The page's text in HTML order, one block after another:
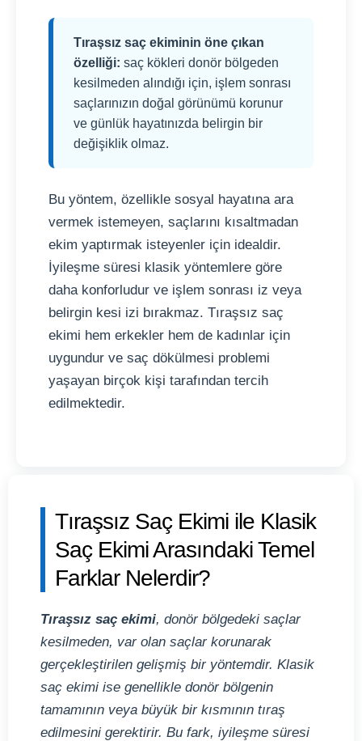
Tıraşsız saç ekiminin öne çıkan
özelliği: saç kökleri donör bölgeden
kesilmeden alındığı için, işlem sonrası
saçlarınızın doğal görünümü korunur
ve günlük hayatınızda belirgin bir
değişiklik olmaz.
Bu yöntem, özellikle sosyal hayatına ara
vermek istemeyen, saçlarını kısaltmadan
ekim yaptırmak isteyenler için idealdir.
İyileşme süresi klasik yöntemlere göre
daha konforludur ve işlem sonrası iz veya
belirgin kesi izi bırakmaz. Tıraşsız saç
ekimi hem erkekler hem de kadınlar için
uygundur ve saç dökülmesi problemi
yaşayan birçok kişi tarafından tercih
edilmektedir.
Tıraşsız Saç Ekimi ile Klasik
Saç Ekimi Arasındaki Temel
Farklar Nelerdir?
Tıraşsız saç ekimi, donör bölgedeki saçlar
kesilmeden, var olan saçlar korunarak
gerçekleştirilen gelişmiş bir yöntemdir. Klasik
saç ekimi ise genellikle donör bölgenin
tamamının veya büyük bir kısmının tıraş
edilmesini gerektirir. Bu fark, iyileşme süresi